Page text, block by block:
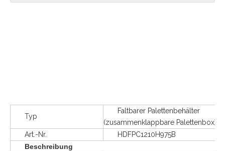
Typ
Faltbarer Palettenbehälter
(zusammenklappbare Palettenbox)
Art.-Nr.
HDFPC1210H975B
Beschreibung